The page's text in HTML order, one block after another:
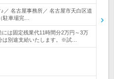
／ 名古屋事務所／ 名古屋市天白区道
駐車場完…
は固定残業代11時間分2万円～3万
別途支給いたします。※試…